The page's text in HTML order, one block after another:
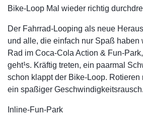
Bike-Loop Mal wieder richtig
Der Fahrrad-Looping als neue
und alle, die einfach nur Spaß haben
Rad im Coca-Cola Action & Fun-
geht¹s. Kräftig treten, ein paarmal
schon klappt der Bike-Loop. Rotieren
ein spaßiger Geschwindigkeitsrausch.
Inline-Fun-Park